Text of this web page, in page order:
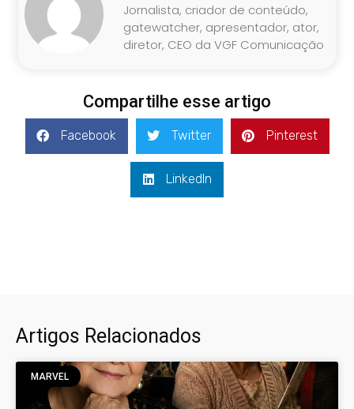
Jornalista, criador de conteúdo,
gatewatcher, apresentador, ator,
diretor, CEO da VGF Comunicação
Compartilhe esse artigo
Facebook Twitter Pinterest
LinkedIn
Artigos Relacionados
MARVEL